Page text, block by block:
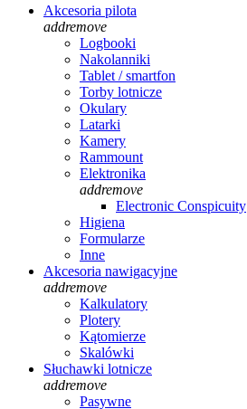
Akcesoria pilota
addremove
Logbooki
Nakolanniki
Tablet / smartfon
Torby lotnicze
Okulary
Latarki
Kamery
Rammount
Elektronika
addremove
Electronic Conspicuity
Higiena
Formularze
Inne
Akcesoria nawigacyjne
addremove
Kalkulatory
Plotery
Kątomierze
Skalówki
Słuchawki lotnicze
addremove
Pasywne